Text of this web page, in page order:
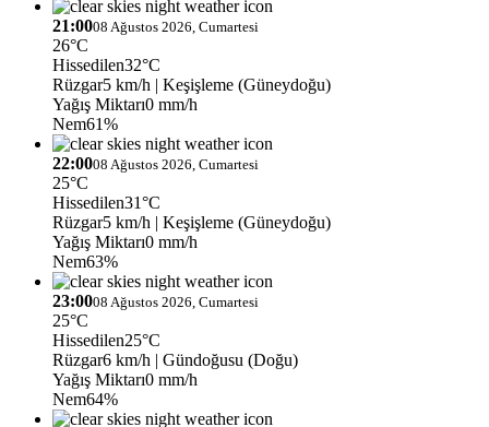
21:0008 Ağustos 2026, Cumartesi
26°C
Hissedilen32°C
Rüzgar5 km/h | Keşişleme (Güneydoğu)
Yağış Miktarı0 mm/h
Nem61%
22:0008 Ağustos 2026, Cumartesi
25°C
Hissedilen31°C
Rüzgar5 km/h | Keşişleme (Güneydoğu)
Yağış Miktarı0 mm/h
Nem63%
23:0008 Ağustos 2026, Cumartesi
25°C
Hissedilen25°C
Rüzgar6 km/h | Gündoğusu (Doğu)
Yağış Miktarı0 mm/h
Nem64%